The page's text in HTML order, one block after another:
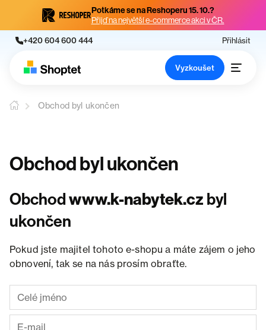
Potkáme se na Reshoperu 15. 10.?
Přijď na největší e-commerce akci v ČR.
+420 604 600 444 Přihlásit
Vyzkoušet
Obchod byl ukončen
Obchod byl ukončen
Obchodwww.k-nabytek.cz byl
ukončen
Pokud jste majitel tohoto e-shopu a máte zájem o jeho
obnovení, tak se na nás prosím obraťte.